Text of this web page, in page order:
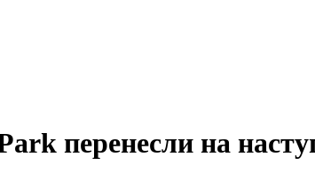
перенесли на